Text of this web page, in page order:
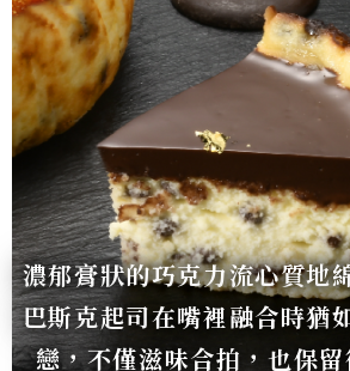
濃郁膏狀的巧克力流心質地
巴斯克起司在嘴裡融合時猶
戀，不僅滋味合拍，也保